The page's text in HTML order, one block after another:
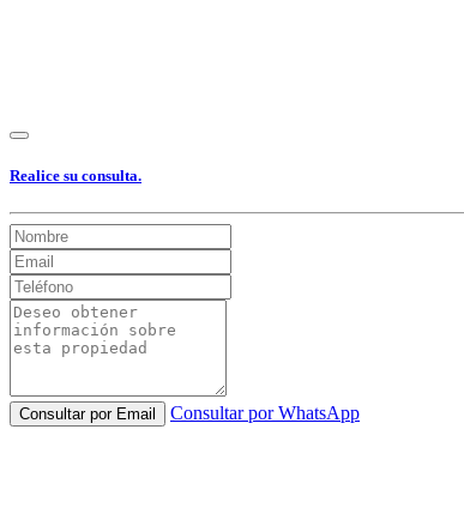
Realice su consulta.
Consultar por Email Consultar por WhatsApp